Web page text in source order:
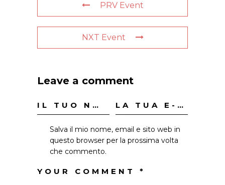
PRV Event
NXT Event
Leave a comment
Salva il mio nome, email e sito web in
questo browser per la prossima volta
che commento.